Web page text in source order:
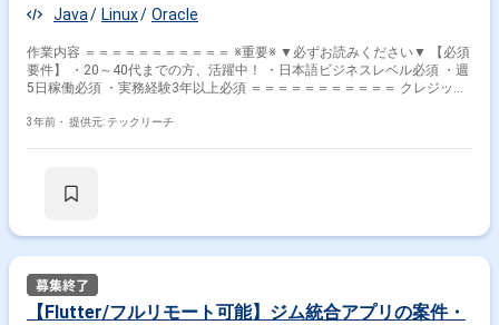
Java
Linux Oracle
作業内容 ＝＝＝＝＝＝＝＝＝＝＝ ※重要※ ▼必ずお読みください▼ 【必須
要件】 ・20～40代までの方、活躍中！ ・日本語ビジネスレベル必須 ・週
5日稼働必須 ・実務経験3年以上必須 ＝＝＝＝＝＝＝＝＝＝＝ クレジット
になります。 準備期間中は、性能用のJmeterの作成、またはツール、テ
3年前・ 提供元: テックリーチ
【Flutter/フルリモート可能】ジム統合アプリの案件・